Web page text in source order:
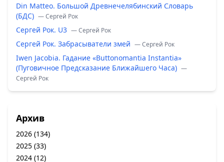
Din Matteo. Большой Древнечелябинский Словарь
(БДС) — Сергей Рок
Сергей Рок. U3 — Сергей Рок
Сергей Рок. Забрасыватели змей — Сергей Рок
Iwen Jacobia. Гадание «Buttonomantia Instantia»
(Пуговичное Предсказание Ближайшего Часа) —
Сергей Рок
Архив
2026 (134)
2025 (33)
2024 (12)